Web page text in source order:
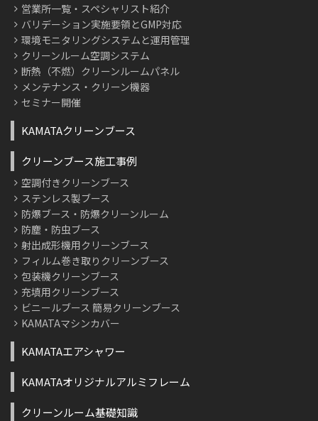
営業所一覧・スペシャリスト紹介
バリデーション実施要領とGMP対応
環境モニタリングシステムと運用管理
クリーンルーム空調システム
断熱（不燃）クリーンルームパネル
メンテナンス・クリーン機器
セミナー開催
KAMATAクリーンブース
クリーンブース施工事例
空調付きクリーンブース
ステンレス製ブース
防爆ブース・防爆クリーンルーム
防塵・防虫ブース
射出成形機用クリーンブース
フィルム巻き取りクリーンブース
包装機クリーンブース
充填用クリーンブース
ビニールブース 簡易クリーンブース
KAMATAマシンカバー
KAMATAエアシャワー
KAMATAオリジナルアルミフレーム
クリーンルーム基礎知識